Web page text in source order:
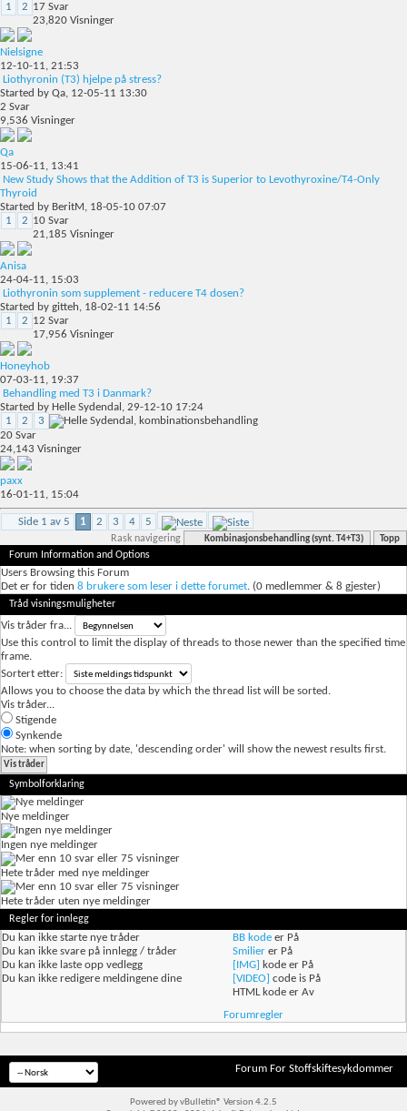
1
2 17 Svar
23,820 Visninger
Nielsigne
12-10-11, 21:53
Liothyronin (T3) hjelpe på stress?
Started by Qa, 12-05-11 13:30
2 Svar
9,536 Visninger
Qa
15-06-11, 13:41
New Study Shows that the Addition of T3 is Superior to Levothyroxine/T4-Only
Thyroid
Started by BeritM, 18-05-10 07:07
1
2 10 Svar
21,185 Visninger
Anisa
24-04-11, 15:03
Liothyronin som supplement - reducere T4 dosen?
Started by gitteh, 18-02-11 14:56
1
2 12 Svar
17,956 Visninger
Honeyhob
07-03-11, 19:37
Behandling med T3 i Danmark?
Started by Helle Sydendal , 29-12-10 17:24
1
2
3
20 Svar
24,143 Visninger
paxx
16-01-11, 15:04
Side 1 av 5 1 2 3 4 5
Rask navigering Kombinasjonsbehandling (synt. T4+T3) Topp
Forum Information and Options
Users Browsing this Forum
Det er for tiden 8 brukere som leser i dette forumet. (0 medlemmer & 8 gjester)
Tråd visningsmuligheter
Vis tråder fra...
Use this control to limit the display of threads to those newer than the specified time
frame.
Sortert etter:
Allows you to choose the data by which the thread list will be sorted.
Vis tråder...
Stigende
Synkende
Note: when sorting by date, 'descending order' will show the newest results first.
Symbolforklaring
Nye meldinger
Ingen nye meldinger
Hete tråder med nye meldinger
Hete tråder uten nye meldinger
Regler for innlegg
Du kan ikke starte nye tråder
Du kan ikke svare på innlegg / tråder
Du kan ikke laste opp vedlegg
Du kan ikke redigere meldingene dine
BB kode er På
Smilier er På
[IMG] kode er På
[VIDEO] code is På
HTML kode erAv
Forumregler
Forum For Stoffskiftesykdommer
Powered by vBulletin® Version 4.2.5